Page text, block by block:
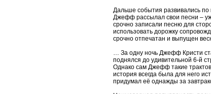
Дальше события развивались
Джефф рассылал свои песни –
срочно записали песню для
использовать дорожку
срочно отпечатан и выпущен
… За одну ночь Джефф Кристи
поднялся до удивительной 6-й
Однако сам Джефф такие
история всегда была для него
придумал её однажды за